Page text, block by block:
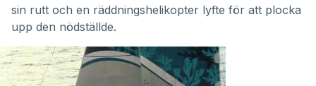
sin rutt och en räddningshelikopter lyfte för att plocka
upp den nödställde.